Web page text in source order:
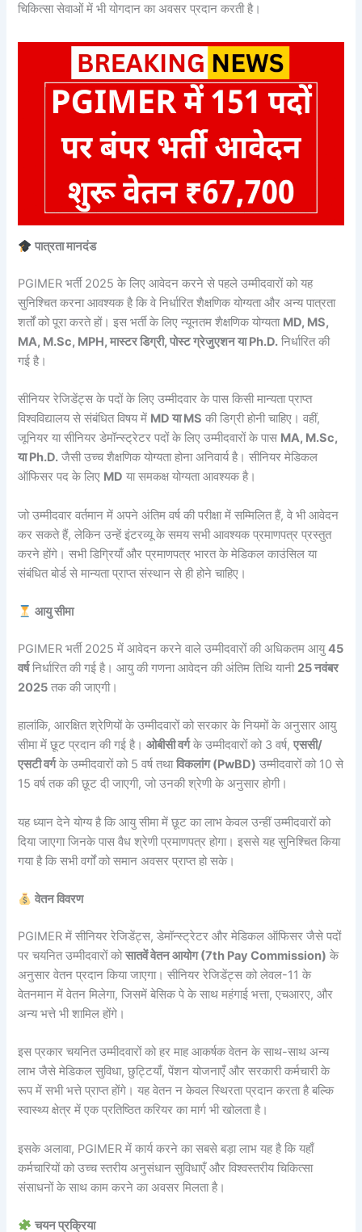
चिकित्सा सेवाओं में भी योगदान का अवसर प्रदान करती है।
पात्रता मानदंड
PGIMER भर्ती 2025 के लिए आवेदन करने से पहले उम्मीदवारों को यह
सुनिश्चित करना आवश्यक है कि वे निर्धारित शैक्षणिक योग्यता और अन्य पात्रता
शर्तों को पूरा करते हों। इस भर्ती के लिए न्यूनतम शैक्षणिक योग्यता MD, MS,
MA, M.Sc, MPH, मास्टर डिग्री, पोस्ट ग्रेजुएशन या Ph.D. निर्धारित की
गई है।
सीनियर रेजिडेंट्स के पदों के लिए उम्मीदवार के पास किसी मान्यता प्राप्त
विश्वविद्यालय से संबंधित विषय में MD या MS की डिग्री होनी चाहिए। वहीं,
जूनियर या सीनियर डेमॉन्स्ट्रेटर पदों के लिए उम्मीदवारों के पास MA, M.Sc,
या Ph.D. जैसी उच्च शैक्षणिक योग्यता होना अनिवार्य है। सीनियर मेडिकल
ऑफिसर पद के लिए MD या समकक्ष योग्यता आवश्यक है।
जो उम्मीदवार वर्तमान में अपने अंतिम वर्ष की परीक्षा में सम्मिलित हैं, वे भी आवेदन
कर सकते हैं, लेकिन उन्हें इंटरव्यू के समय सभी आवश्यक प्रमाणपत्र प्रस्तुत
करने होंगे। सभी डिग्रियाँ और प्रमाणपत्र भारत के मेडिकल काउंसिल या
संबंधित बोर्ड से मान्यता प्राप्त संस्थान से ही होने चाहिए।
आयु सीमा
PGIMER भर्ती 2025 में आवेदन करने वाले उम्मीदवारों की अधिकतम आयु45
वर्षनिर्धारित की गई है। आयु की गणना आवेदन की अंतिम तिथि यानी 25 नवंबर
2025 तक की जाएगी।
हालांकि, आरक्षित श्रेणियों के उम्मीदवारों को सरकार के नियमों के अनुसार आयु
सीमा में छूट प्रदान की गई है।ओबीसी वर्गके उम्मीदवारों को 3 वर्ष,एससी/
एसटी वर्गके उम्मीदवारों को 5 वर्ष तथाविकलांग (PwBD) उम्मीदवारों को 10 से
15 वर्ष तक की छूट दी जाएगी, जो उनकी श्रेणी के अनुसार होगी।
यह ध्यान देने योग्य है कि आयु सीमा में छूट का लाभ केवल उन्हीं उम्मीदवारों को
दिया जाएगा जिनके पास वैध श्रेणी प्रमाणपत्र होगा। इससे यह सुनिश्चित किया
गया है कि सभी वर्गों को समान अवसर प्राप्त हो सके।
वेतन विवरण
PGIMER में सीनियर रेजिडेंट्स, डेमॉन्स्ट्रेटर और मेडिकल ऑफिसर जैसे पदों
पर चयनित उम्मीदवारों कोसातवें वेतन आयोग (7th Pay Commission) के
अनुसार वेतन प्रदान किया जाएगा। सीनियर रेजिडेंट्स को लेवल-11 के
वेतनमान में वेतन मिलेगा, जिसमें बेसिक पे के साथ महंगाई भत्ता, एचआरए, और
अन्य भत्ते भी शामिल होंगे।
इस प्रकार चयनित उम्मीदवारों को हर माह आकर्षक वेतन के साथ-साथ अन्य
लाभ जैसे मेडिकल सुविधा, छुट्टियाँ, पेंशन योजनाएँ और सरकारी कर्मचारी के
रूप में सभी भत्ते प्राप्त होंगे। यह वेतन न केवल स्थिरता प्रदान करता है बल्कि
स्वास्थ्य क्षेत्र में एक प्रतिष्ठित करियर का मार्ग भी खोलता है।
इसके अलावा, PGIMER में कार्य करने का सबसे बड़ा लाभ यह है कि यहाँ
कर्मचारियों को उच्च स्तरीय अनुसंधान सुविधाएँ और विश्वस्तरीय चिकित्सा
संसाधनों के साथ काम करने का अवसर मिलता है।
चयन प्रक्रिया